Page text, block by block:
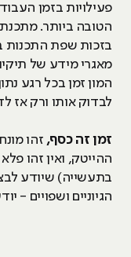
פעילויות בזמן
בזכות שפת התכנות
מאגרי מידע של
המון זמן בכל רגע
לבדוק אותו ורק אז
זמן זה כסף, זהו
ההייטק, ואין זהו
בתעשייה) שיודע
הגיוניים ושפויים -